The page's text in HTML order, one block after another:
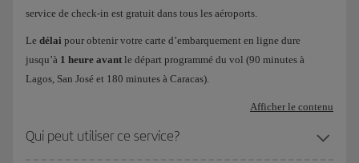
service de check-in est gratuit dans tous les aéroports.
Le délai pour obtenir votre carte d’embarquement en ligne dure
jusqu’à 1 heure avant le départ programmé du vol (90 minutes à
Lagos, San José et 180 minutes à Caracas).
Afficher le contenu
Qui peut utiliser ce service?